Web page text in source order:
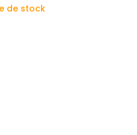
de stock